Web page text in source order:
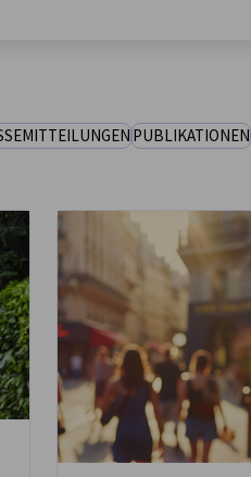
PUBLIKATIONEN